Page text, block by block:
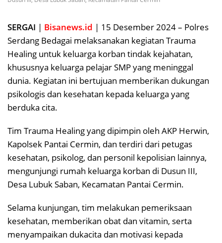
SERGAI | Bisanews.id | 15 Desember 2024 – Polres
Serdang Bedagai melaksanakan kegiatan Trauma
Healing untuk keluarga korban tindak kejahatan,
khususnya keluarga pelajar SMP yang meninggal
dunia. Kegiatan ini bertujuan memberikan dukungan
psikologis dan kesehatan kepada keluarga yang
berduka cita.
Tim Trauma Healing yang dipimpin oleh AKP Herwin,
Kapolsek Pantai Cermin, dan terdiri dari petugas
kesehatan, psikolog, dan personil kepolisian lainnya,
mengunjungi rumah keluarga korban di Dusun III,
Desa Lubuk Saban, Kecamatan Pantai Cermin.
Selama kunjungan, tim melakukan pemeriksaan
kesehatan, memberikan obat dan vitamin, serta
menyampaikan dukacita dan motivasi kepada